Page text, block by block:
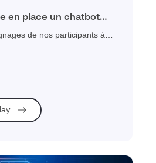
en place un chatbot
?de nos participants à